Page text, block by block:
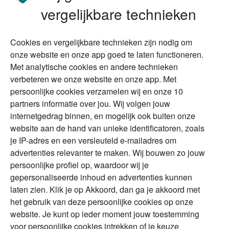
Stoppen met werken
Wonen
Nalatenschap
Schenken
Duurzaam
Vermogensplanning
Tweede huis in
buitenland
DGA
Erfenis
Over Financial Focus
Specialisten
Financial Focus
magazine
The Exit Years
Contact
Alles voor en over vermogenden.
Over ABN AMRO Veiligheid Privacy & Cookies
vergelijkbare technieken
Cookies en vergelijkbare technieken zijn nodig om
onze website en onze app goed te laten functioneren.
Met analytische cookies en andere technieken
verbeteren we onze website en onze app. Met
persoonlijke cookies verzamelen wij en onze 10
partners informatie over jou. Wij volgen jouw
internetgedrag binnen, en mogelijk ook buiten onze
website aan de hand van unieke identificatoren, zoals
je IP-adres en een versleuteld e-mailadres om
advertenties relevanter te maken. Wij bouwen zo jouw
persoonlijke profiel op, waardoor wij je
gepersonaliseerde inhoud en advertenties kunnen
laten zien. Klik je op Akkoord, dan ga je akkoord met
het gebruik van deze persoonlijke cookies op onze
website. Je kunt op ieder moment jouw toestemming
voor persoonlijke cookies intrekken of je keuze